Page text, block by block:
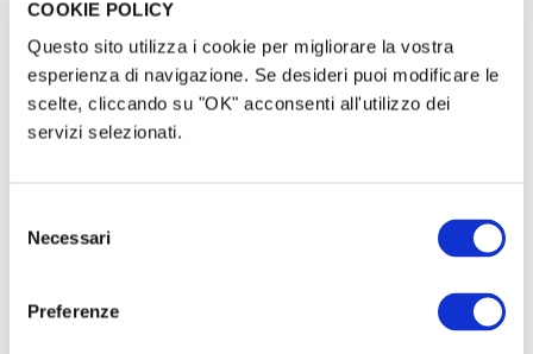
COOKIE POLICY
Questo sito utilizza i cookie per migliorare la vostra
esperienza di navigazione. Se desideri puoi modificare le
scelte, cliccando su "OK" acconsenti all'utilizzo dei
servizi selezionati.
delNecessari
Preferenze
e cargo-bike a ridotto impatto
ecologico
, ricercatori e
organizzazioni (